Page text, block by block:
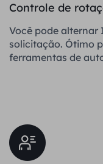
Controle de
Você pode alternar
solicitação. Ótimo
ferramentas de